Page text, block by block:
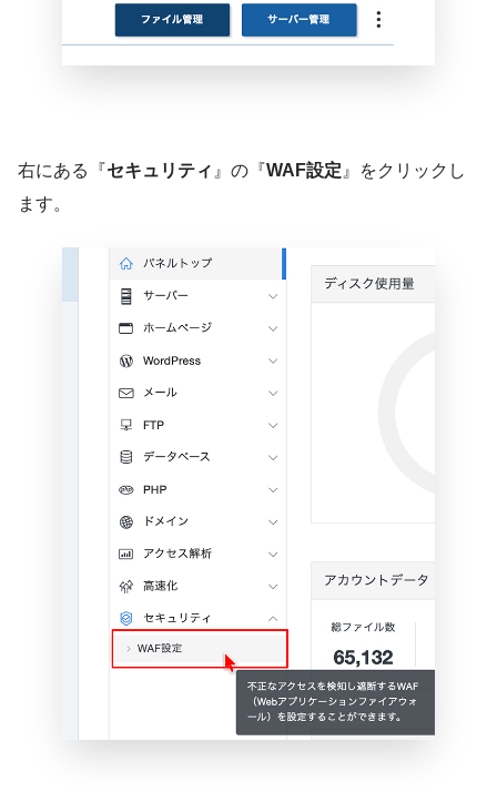
右にある『セキュリティ 』の『WAF設定 』をクリックし
ます。